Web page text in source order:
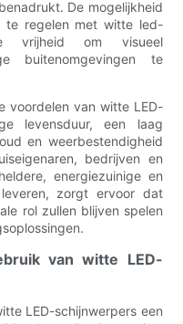
De mogelijkheid
te regelen met witte led-
vrijheid om visueel
buitenomgevingen te
voordelen van witte LED-
levensduur, een laag
en weerbestendigheid
bedrijven en
energiezuinige en
zorgt ervoor dat
rol zullen blijven spelen
van witte LED-
LED-schijnwerpers een